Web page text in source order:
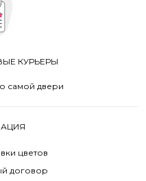
КУРЬЕРЫ
самой двери
цветов
договор